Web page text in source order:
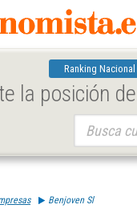
Ranking
la posición
Benjoven Sl